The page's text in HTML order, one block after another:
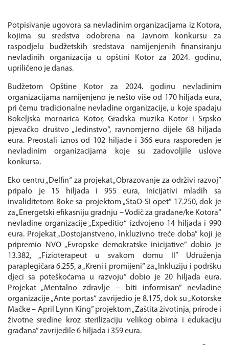
Potpisivanje ugovora sa nevladinim organizacijama iz Kotora,
kojima su sredstva odobrena na Javnom konkursu za
raspodjelu budžetskih sredstava namijenjenih finansiranju
nevladinih organizacija u opštini Kotor za 2024. godinu,
upriličeno je danas.
Budžetom Opštine Kotor za 2024. godinu nevladinim
organizacijama namijenjeno je nešto više od 170 hiljada eura,
pri čemu tradicionalne nevladine organizacije, u koje spadaju
Bokeljska mornarica Kotor, Gradska muzika Kotor i Srpsko
pjevačko društvo „Jedinstvo“, ravnomjerno dijele 68 hiljada
eura. Preostali iznos od 102 hiljade i 366 eura raspoređen je
nevladinim organizacijama koje su zadovoljile uslove
konkursa.
Eko centru „Delfin“ za projekat „Obrazovanje za održivi razvoj”
pripalo je 15 hiljada i 955 eura, Inicijativi mladih sa
invaliditetom Boke sa projektom „StaO-SI opet” 17.250, dok je
za „Energetski efikasniju gradnju – Vodič za građane/ke Kotora“
nevladine organizacije „Expeditio“ izdvojeno 14 hiljada i 990
eura. Projekat „Dostojanstveno, inkluzivno treće doba” koji je
pripremio NVO „Evropske demokratske inicijative” dobio je
13.382, „Fizioterapeut u svakom domu II” Udruženja
paraplegičara 6.255, a „Kreni i promijeni“ za „Inkluziju i podršku
djeci sa poteškoćama u razvoju” dobio je 20 hiljada eura.
Projekat „Mentalno zdravlje – biti informisan” nevladine
organizacije „Ante portas“ zavrijedio je 8.175, dok su „Kotorske
Mačke – April Lynn King” projektom „Zaštita životinja, prirode i
životne sredine kroz sterilizaciju velikog obima i edukaciju
građana” zavrijedile 6 hiljada i 359 eura.